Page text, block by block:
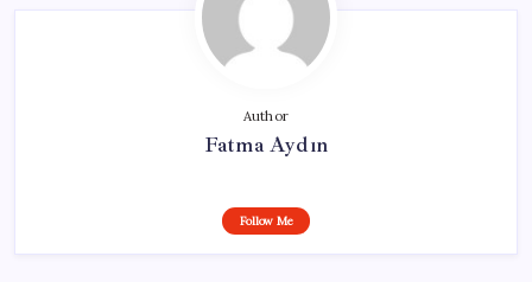
Author
Fatma Aydın
Follow Me